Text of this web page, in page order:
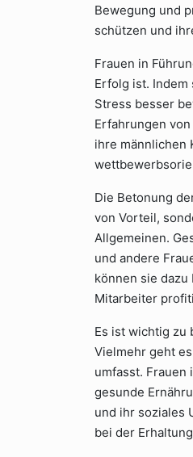
Bewegung und
schützen und
Frauen in
Erfolg ist.
Stress besser
Erfahrungen
ihre männlichen
Die Betonung
von Vorteil,
Allgemeinen.
und andere
können sie
Mitarbeiter
Es ist wichtig zu
Vielmehr geht
umfasst.
gesunde
und ihr soziales
bei der